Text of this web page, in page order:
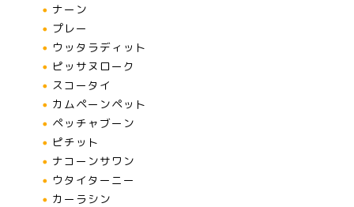
ナーン
プレー
ウッタラディット
ピッサヌローク
スコータイ
カムペーンペット
ペッチャブーン
ピチット
ナコーンサワン
ウタイターニー
カーラシン